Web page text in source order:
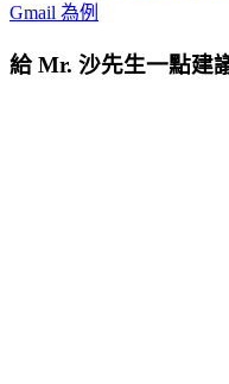
Gmail 為例
給 Mr. 沙先生一點建